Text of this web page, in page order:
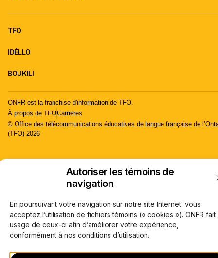
Autoriser les témoins de
navigation
En poursuivant votre navigation sur notre site Internet, vous
acceptez l’utilisation de fichiers témoins (« cookies »). ONFR fait
usage de ceux-ci afin d’améliorer votre expérience,
conformément à nos conditions d’utilisation.
TFO
IDÉLLO
BOUKILI
ONFR est la franchise d'information de TFO.
À propos de TFOCarrières
© Office des télécommunications éducatives de langue française de
(TFO) 2026